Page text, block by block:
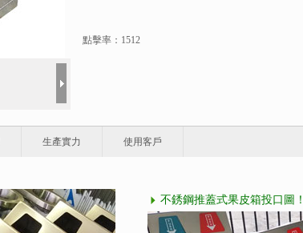
點擊率：1512
生產實力 使用客戶
不銹鋼推蓋式果皮箱投口圖！